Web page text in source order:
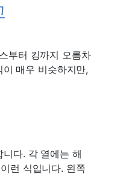
부터 킹까지 오름차
매우 비슷하지만,
다. 각 열에는 해
런 식입니다. 왼쪽